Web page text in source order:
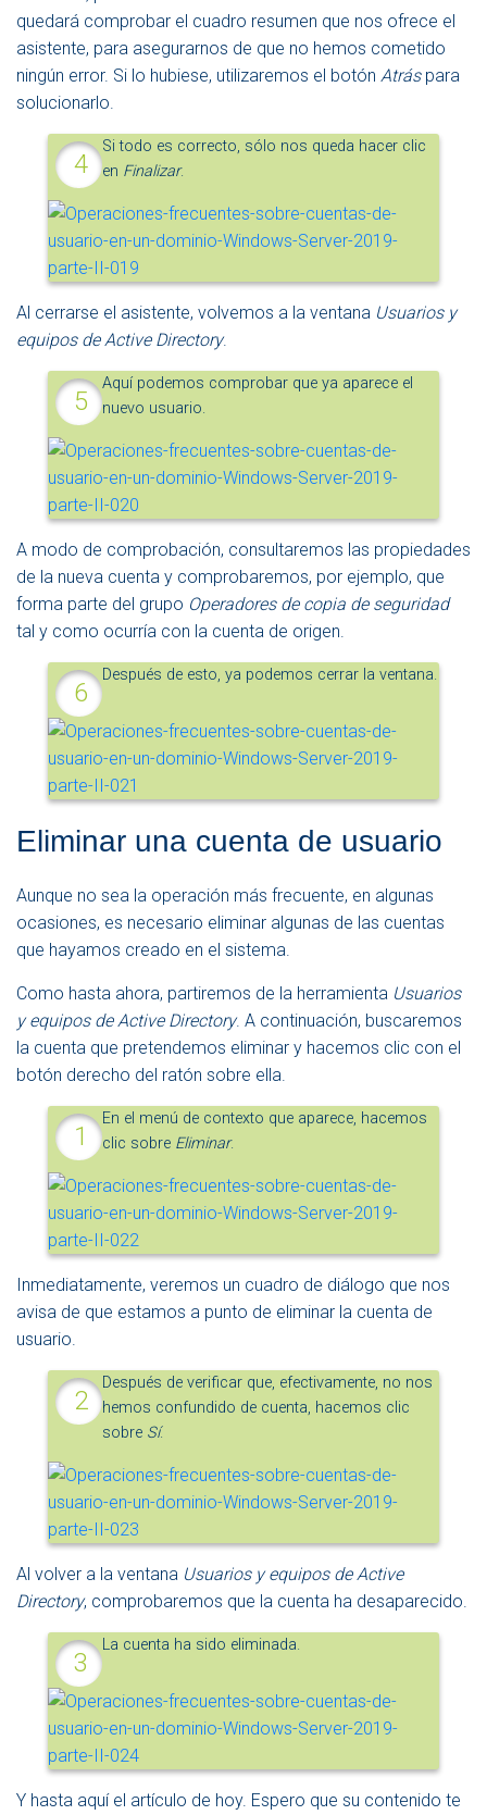
quedará comprobar el cuadro resumen que nos ofrece el
asistente, para asegurarnos de que no hemos cometido
ningún error. Si lo hubiese, utilizaremos el botón Atráspara
solucionarlo.
Si todo es correcto, sólo nos queda hacer clic
en Finalizar.
Al cerrarse el asistente, volvemos a la ventana Usuarios y
equipos de Active Directory.
Aquí podemos comprobar que ya aparece el
nuevo usuario.
A modo de comprobación, consultaremos las propiedades
de la nueva cuenta y comprobaremos, por ejemplo, que
forma parte del grupo Operadores de copia de seguridad
tal y como ocurría con la cuenta de origen.
Después de esto, ya podemos cerrar la ventana.
Eliminar una cuenta de usuario
Aunque no sea la operación más frecuente, en algunas
ocasiones, es necesario eliminar algunas de las cuentas
que hayamos creado en el sistema.
Como hasta ahora, partiremos de la herramienta Usuarios
y equipos de Active Directory. A continuación, buscaremos
la cuenta que pretendemos eliminar y hacemos clic con el
botón derecho del ratón sobre ella.
En el menú de contexto que aparece, hacemos
clic sobre Eliminar.
Inmediatamente, veremos un cuadro de diálogo que nos
avisa de que estamos a punto de eliminar la cuenta de
usuario.
Después de verificar que, efectivamente, no nos
hemos confundido de cuenta, hacemos clic
sobre Sí.
Al volver a la ventana Usuarios y equipos de Active
Directory, comprobaremos que la cuenta ha desaparecido.
La cuenta ha sido eliminada.
Y hasta aquí el artículo de hoy. Espero que su contenido te